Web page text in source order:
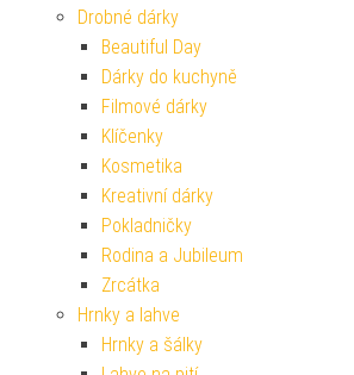
Drobné dárky
Beautiful Day
Dárky do kuchyně
Filmové dárky
Klíčenky
Kosmetika
Kreativní dárky
Pokladničky
Rodina a Jubileum
Zrcátka
Hrnky a lahve
Hrnky a šálky